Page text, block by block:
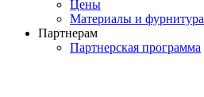
Цены
Материалы и фурнитура
Партнерам
Партнерская программа